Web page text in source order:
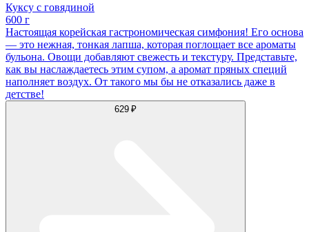
Куксу с говядиной
600 г
Настоящая корейская гастрономическая симфония! Его основа
— это нежная, тонкая лапша, которая поглощает все ароматы
бульона. Овощи добавляют свежесть и текстуру. Представьте,
как вы наслаждаетесь этим супом, а аромат пряных специй
наполняет воздух. От такого мы бы не отказались даже в
детстве!
629 ₽